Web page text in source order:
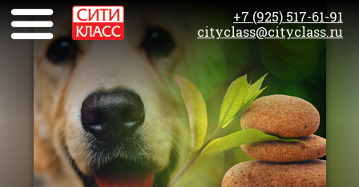
+7 (925) 517-61-91
cityclass@cityclass.ru